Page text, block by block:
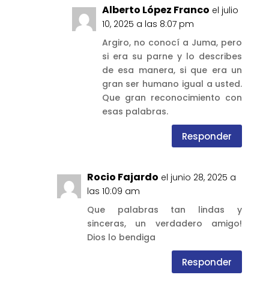
Alberto López Franco el julio
10, 2025 a las 8:07 pm
Argiro, no conocí a Juma, pero
si era su parne y lo describes
de esa manera, si que era un
gran ser humano igual a usted.
Que gran reconocimiento con
esas palabras.
Responder
Rocio Fajardo el junio 28, 2025 a
las 10:09 am
Que palabras tan lindas y
sinceras, un verdadero amigo!
Dios lo bendiga
Responder